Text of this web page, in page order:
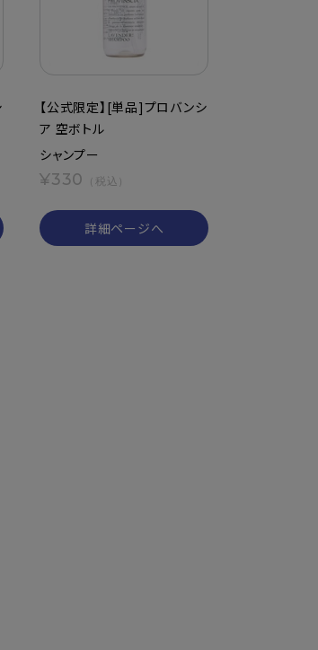
【公式限定】[単品]プロバンシ
ア 空ボトル
シャンプー
¥330 （税込）
詳細ページへ